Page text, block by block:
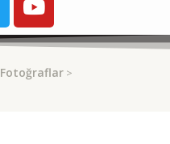
Fotoğraflar>